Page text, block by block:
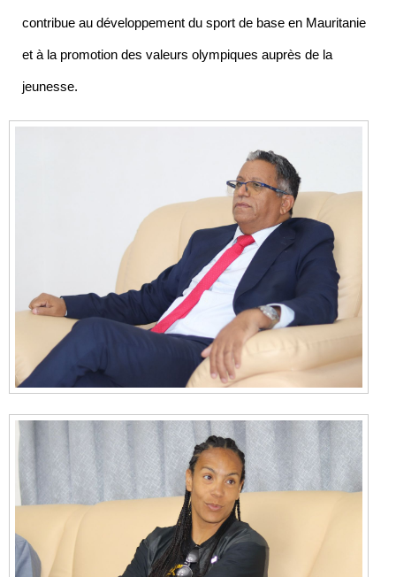
contribue au développement du sport de base en Mauritanie
et à la promotion des valeurs olympiques auprès de la
jeunesse.